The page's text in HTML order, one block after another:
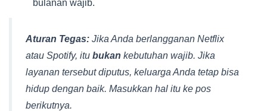
bulanan wajib.
Aturan Tegas: Jika Anda berlangganan Netflix
atau Spotify, itu bukan kebutuhan wajib. Jika
layanan tersebut diputus, keluarga Anda tetap bisa
hidup dengan baik. Masukkan hal itu ke pos
berikutnya.